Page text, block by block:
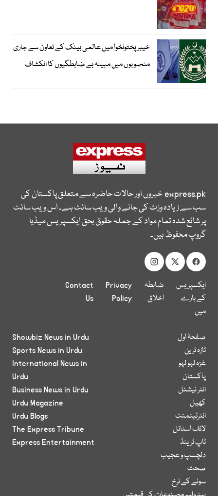
خیبرپختونخوا میں عالمی بینک کے تعاون سے جاری
منصوبوں میں مبینہ بے ضابطگیوں کا انکشاف
express.pkخبروں اور حالات حاضرہ سے متعلق پاکستان کی
سب سے زیادہ وزٹ کی جانے والی ویب سائٹ ہے۔ اس ویب سائٹ
پر شائع شدہ تمام مواد کے جملہ حقوق بحق ایکسپریس میڈیا
گروپ محفوظ ہیں۔
ایکسپریس
کے بارے
میں
ضابطہ
اخلاق
Privacy
Policy
Contact
Us
صفحۂ اول
تازہ ترین
غزہ لہو لہو
پاکستان
انٹر نیشنل
کھیل
انٹرٹینمنٹ
لائف اسٹائل
ٹاپ ٹرینڈ
دلچسپ و عجیب
صحت
سونے کے نرخ
Showbiz News in Urdu
Sports News in Urdu
International News in
Urdu
Business News in Urdu
Urdu Magazine
Urdu Blogs
The Express Tribune
Express Entertainment